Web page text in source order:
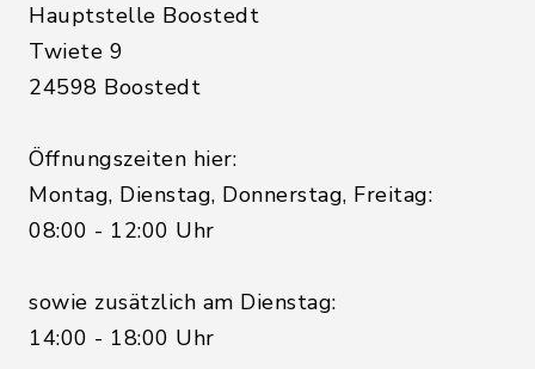
Hauptstelle Boostedt
Twiete 9
24598 Boostedt
Öffnungszeiten hier:
Montag, Dienstag, Donnerstag, Freitag:
08:00 - 12:00 Uhr
sowie zusätzlich am Dienstag:
14:00 - 18:00 Uhr